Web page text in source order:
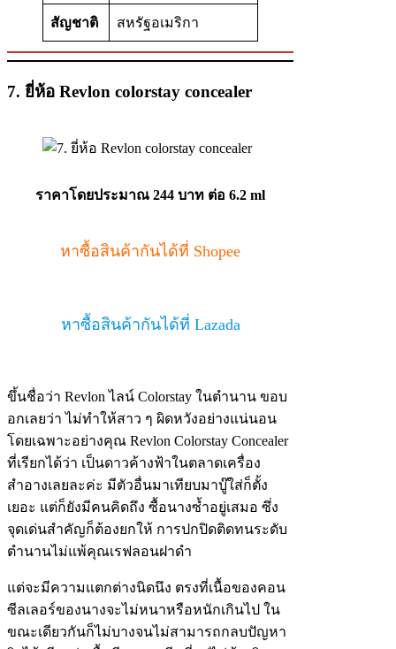
สัญชาติ สหรัฐอเมริกา
7. ยี่ห้อ Revlon colorstay concealer
ราคาโดยประมาณ 244 บาท ต่อ 6.2 ml
หาซื้อสินค้ากันได้ที่ Shopee
หาซื้อสินค้ากันได้ที่ Lazada
ขึ้นชื่อว่า Revlon ไลน์ Colorstay ในตำนาน ขอบ
อกเลยว่า ไม่ทำให้สาว ๆ ผิดหวังอย่างแน่นอน
โดยเฉพาะอย่างคุณ Revlon Colorstay Concealer
ที่เรียกได้ว่า เป็นดาวค้างฟ้าในตลาดเครื่อง
สำอางเลยละค่ะ มีตัวอื่นมาเทียบมาบู๊ใส่ก็ตั้ง
เยอะ แต่ก็ยังมีคนคิดถึง ซื้อนางซ้ำอยู่เสมอ ซึ่ง
จุดเด่นสำคัญก็ต้องยกให้ การปกปิดติดทนระดับ
ตำนานไม่แพ้คุณเรฟลอนฝาดำ
แต่จะมีความแตกต่างนิดนึง ตรงที่เนื้อของคอน
ซีลเลอร์ของนางจะไม่หนาหรือหนักเกินไป ใน
ขณะเดียวกันก็ไม่บางจนไม่สามารถกลบปัญหา